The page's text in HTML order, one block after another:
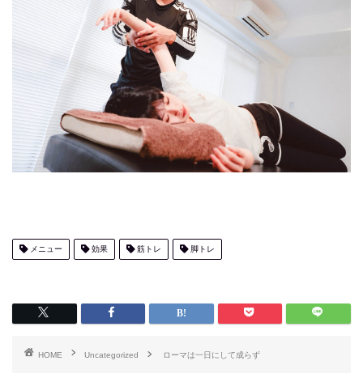
メニュー 効果 筋トレ 脚トレ
HOME Uncategorized ローマは一日にして成らず